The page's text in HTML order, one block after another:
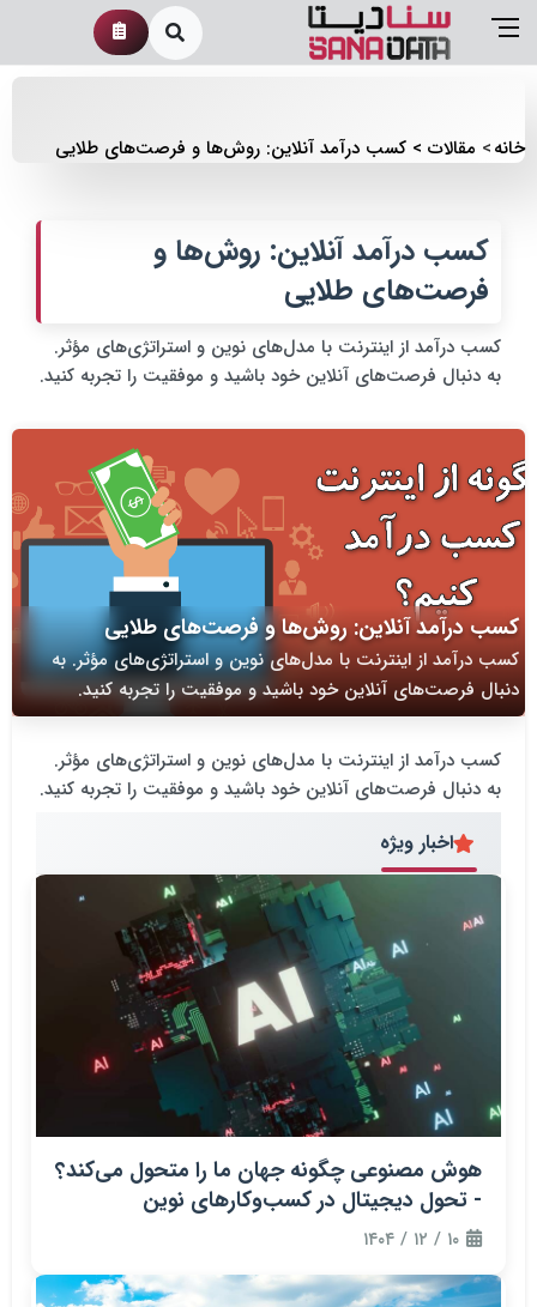
خانه مقالات کسب درآمد آنلاین: روش‌ها و فرصت‌های طلایی
کسب درآمد آنلاین: روش‌ها و
فرصت‌های طلایی
کسب درآمد از اینترنت با مدل‌های نوین و استراتژی‌های مؤثر.
به دنبال فرصت‌های آنلاین خود باشید و موفقیت را تجربه کنید.
کسب درآمد آنلاین: روش‌ها و فرصت‌های طلایی
کسب درآمد از اینترنت با مدل‌های نوین و استراتژی‌های مؤثر. به
دنبال فرصت‌های آنلاین خود باشید و موفقیت را تجربه کنید.
کسب درآمد از اینترنت با مدل‌های نوین و استراتژی‌های مؤثر.
به دنبال فرصت‌های آنلاین خود باشید و موفقیت را تجربه کنید.
اخبار ویژه
هوش مصنوعی چگونه جهان ما را متحول می‌کند؟
- تحول دیجیتال در کسب‌وکارهای نوین
۱۰ / ۱۲ / ۱۴۰۴